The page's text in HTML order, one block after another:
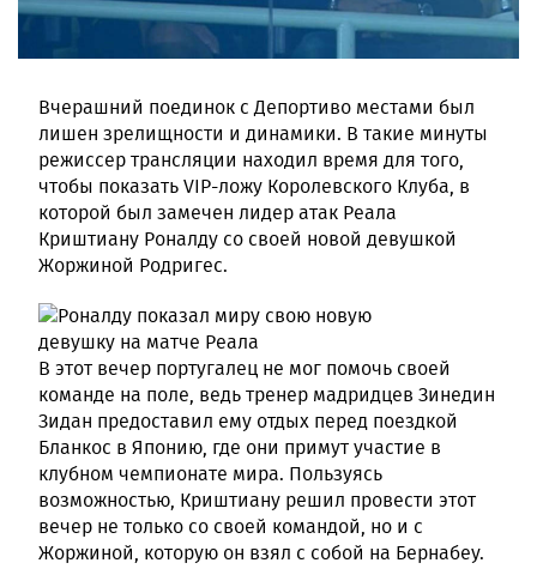
Вчерашний поединок с Депортиво местами был
лишен зрелищности и динамики. В такие минуты
режиссер трансляции находил время для того,
чтобы показать VIP-ложу Королевского Клуба, в
которой был замечен лидер атак Реала
Криштиану Роналду со своей новой девушкой
Жоржиной Родригес.
В этот вечер португалец не мог помочь своей
команде на поле, ведь тренер мадридцев Зинедин
Зидан предоставил ему отдых перед поездкой
Бланкос в Японию, где они примут участие в
клубном чемпионате мира. Пользуясь
возможностью, Криштиану решил провести этот
вечер не только со своей командой, но и с
Жоржиной, которую он взял с собой на Бернабеу.